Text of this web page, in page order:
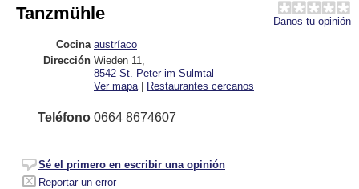
Danos tu opinión
Tanzmühle
Cocina austríaco
Dirección Wieden 11
8542 St. Peter im Sulmtal
Ver mapa | Restaurantes cercanos
Teléfono 0664 8674607
Sé el primero en escribir una opinión
Reportar un error